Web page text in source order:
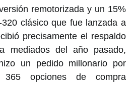
remotorizada y un 15%
clásico que fue lanzada a
precisamente el respaldo
mediados del año pasado,
un pedido millonario por
opciones de compra